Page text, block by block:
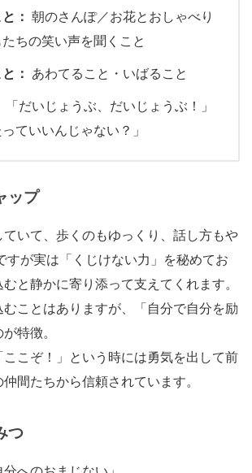
： 朝のさんぽ／お花とおしゃべり
たちの笑い声を聞くこと
： あわてること・いばること
「だいじょうぶ、だいじょうぶ！」
っていいんじゃない？」
ップ
いて、歩くのもゆっくり、話し方もや
すが実は「くじけない力」を秘めてお
と静かに寄り添って支えてくれます。
むことはありますが、「自分で自分を励
特徴。
ここぞ！」という時には勇気を出して前
間たちから信頼されています。
つ